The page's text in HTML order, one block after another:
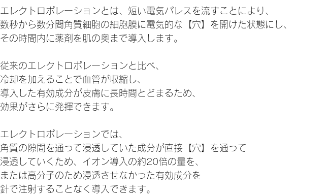
エレクトロポレーションとは、短い電気パレスを流すことにより、
数秒から数分間角質細胞の細胞膜に電気的な【穴】を開けた状態にし、
その時間内に薬剤を肌の奥まで導入します。
従来のエレクトロポレーションと比べ、
冷却を加えることで血管が収縮し、
導入した有効成分が皮膚に長時間とどまるため、
効果がさらに発揮できます。
エレクトロポレーションでは、
角質の隙間を通って浸透していた成分が直接【穴】を通って
浸透していくため、イオン導入の約20倍の量を、
または高分子のため浸透させなかった有効成分を
針で注射することなく導入できます。